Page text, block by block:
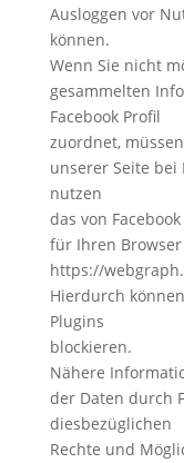
Ausloggen vor
können.
Wenn Sie nicht
gesammelten
Facebook Profil
zuordnet,
unserer Seite bei
nutzen
das von
für Ihren Browser
https://
Hierdurch
Plugins
blockieren.
Nähere
der Daten durch
diesbezüglichen
Rechte und